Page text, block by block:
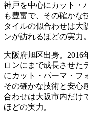
神戸を中心にカット・
も豊富で、その確かな
タイルの似合わせは大
ンが訪れるほどの実力。
大阪府旭区出身。2016
ロンにまで成長させた
にカット・パーマ・フ
その確かな技術と安心
合わせは大阪市内だけ
ほどの実力。